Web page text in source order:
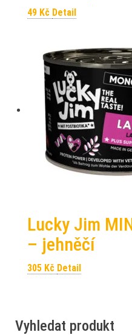
49 Kč Detail
Lucky Jim
– jehněčí
305 Kč Detail
Vyhledat produkt